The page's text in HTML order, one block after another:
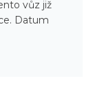
vůz již
Datum